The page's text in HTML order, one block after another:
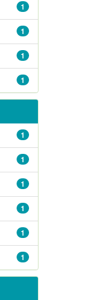
1
1
1
1
1
1
1
1
1
1